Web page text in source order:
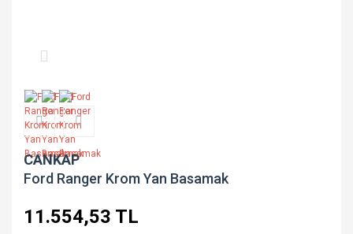
CANKAP
Ford Ranger Krom Yan Basamak
11.554,53 TL